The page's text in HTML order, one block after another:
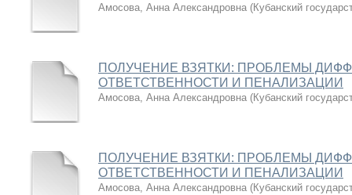
Амосова, Анна Александровна (Кубанский
ПОЛУЧЕНИЕ ВЗЯТКИ: ПРОБЛЕМЫ
ОТВЕТСТВЕННОСТИ И ПЕНАЛИЗАЦИИ
Амосова, Анна Александровна (Кубанский
ПОЛУЧЕНИЕ ВЗЯТКИ: ПРОБЛЕМЫ
ОТВЕТСТВЕННОСТИ И ПЕНАЛИЗАЦИИ
Амосова, Анна Александровна (Кубанский